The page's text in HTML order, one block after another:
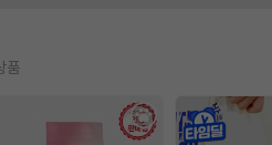
품